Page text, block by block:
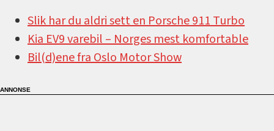
Slik har du aldri sett en Porsche 911 Turbo
Kia EV9 varebil –⁠ Norges mest komfortable
Bil(d)ene fra Oslo Motor Show